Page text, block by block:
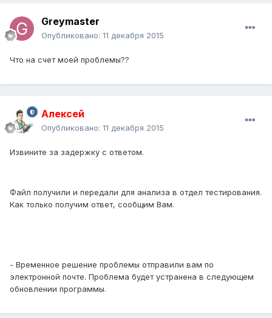
Greymaster
Опубликовано: 11 декабря 2015
Что на счет моей проблемы??
Алексей
Опубликовано: 11 декабря 2015
Извините за задержку с ответом.
Файл получили и передали для анализа в отдел тестирования.
Как только получим ответ, сообщим Вам.
- Временное решение проблемы отправили вам по
электронной почте. Проблема будет устранена в следующем
обновлении программы.